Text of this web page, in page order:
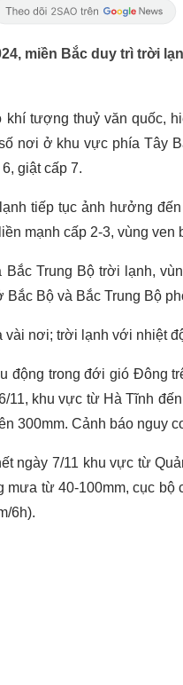
miền Bắc duy trì trời
khí tượng thuỷ văn quốc,
nơi ở khu vực phía Tây
giật cấp 7.
tiếp tục ảnh hưởng
mạnh cấp 2-3, vùng ven
Trung Bộ trời lạnh,
Bắc Bộ và Bắc Trung Bộ
nơi; trời lạnh với nhiệt
động trong đới gió Đông
11, khu vực từ Hà Tĩnh
300mm. Cảnh báo nguy
ngày 7/11 khu vực từ
từ 40-100mm, cục bộ
6h).